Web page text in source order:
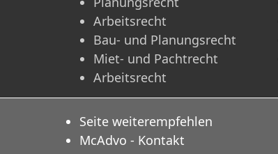
Arbeitsrecht
Bau- und Planungsrecht
Miet- und Pachtrecht
Arbeitsrecht
Seite weiterempfehlen
McAdvo - Kontakt